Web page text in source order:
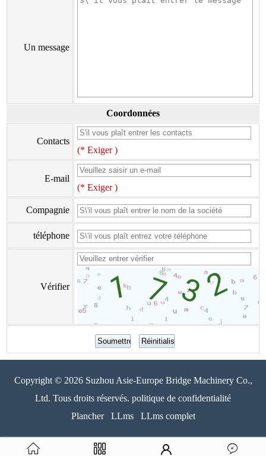
Un message
Coordonnées
Contacts
(* Exiger )
E-mail
(* Exiger )
Compagnie
téléphone
Vérifier
Copyright © 2026 Suzhou Asie-Europe Bridge Machinery Co.,
Ltd. Tous droits réservés. politique de confidentialité
Plancher
LLms LLms complet